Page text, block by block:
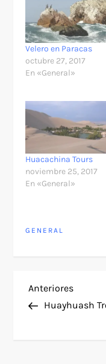
Velero en Paracas
octubre 27, 2017
En «General»
Huacachina Tours
noviembre 25, 2017
En «General»
GENERAL
N
Entrada
anterior
Anteriores
Huayhuash